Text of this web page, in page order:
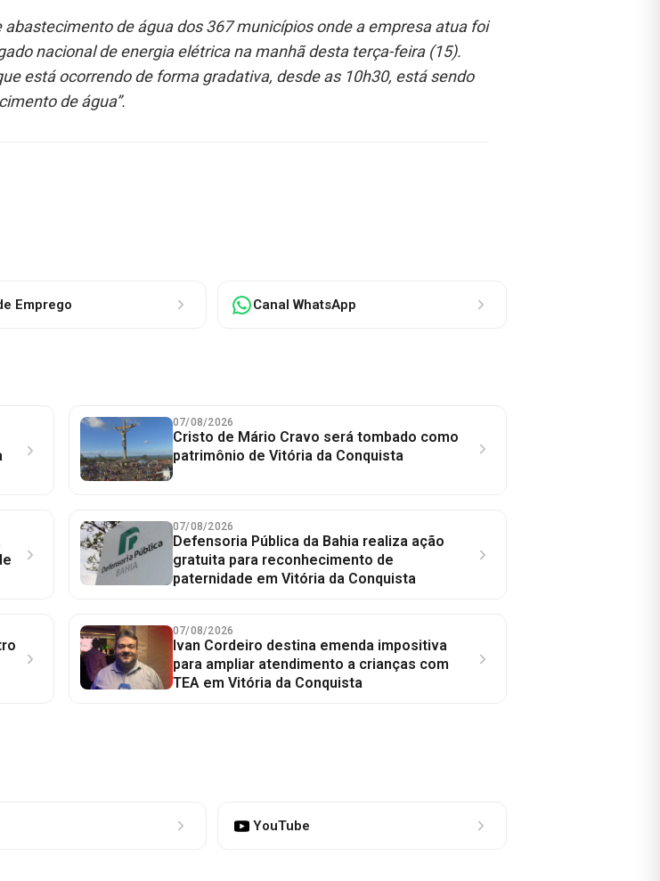
de água dos 367 municípios onde a empresa atua foi
nacional de energia elétrica na manhã desta terça-feira (15).
está ocorrendo de forma gradativa, desde as 10h30, está sendo
de água”.
Emprego Canal WhatsApp
07/08/2026
Cristo de Mário Cravo será tombado como
patrimônio de Vitória da Conquista
07/08/2026
Defensoria Pública da Bahia realiza ação
gratuita para reconhecimento de
paternidade em Vitória da Conquista
07/08/2026
Ivan Cordeiro destina emenda impositiva
para ampliar atendimento a crianças com
TEA em Vitória da Conquista
YouTube